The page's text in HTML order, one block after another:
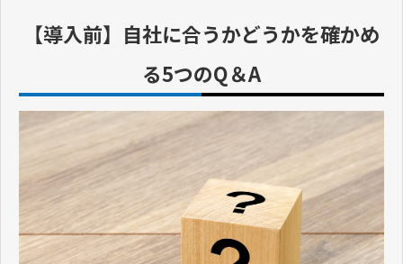
【導入前】自社に合うかどうかを確かめ
る5つのQ＆A